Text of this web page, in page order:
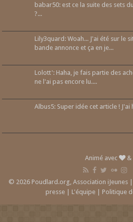
babar50: est ce la suite des sets
?...
Lily3quard: Woah... J'ai été sur le
bande annonce et ça en je...
Lolott': Haha, je fais partie des
ne l'ai pas encore lu....
Albus5: Super idée cet article ! J'ai
Animé avec &
© 2026 Poudlard.org, Association iJeunes |
presse | L'équipe | Politique